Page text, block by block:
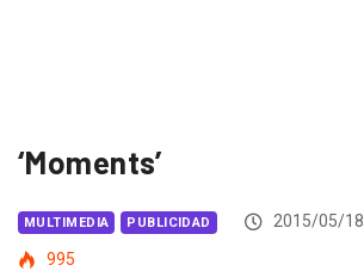
‘Moments’
MULTIMEDIA PUBLICIDAD 2015/05/18
995